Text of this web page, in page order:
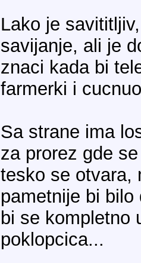
Lako je
savijanje, ali je
znaci kada bi
farmerki i
Sa strane ima
za prorez gde
tesko se otvara,
pametnije bi
bi se kompletno
poklopcica...